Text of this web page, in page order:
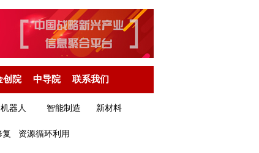
创院 中导院 联系我们
机器人 智能制造 新材料
复 资源循环利用